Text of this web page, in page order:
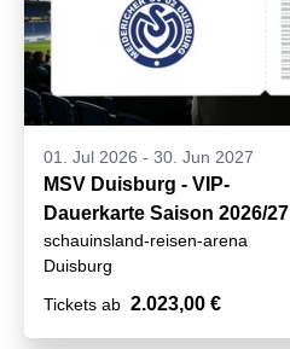
01. Jul 2026 - 30. Jun 2027
MSV Duisburg - VIP-
Dauerkarte Saison 2026/27
schauinsland-reisen-arena
Duisburg
Tickets ab 2.023,00 €